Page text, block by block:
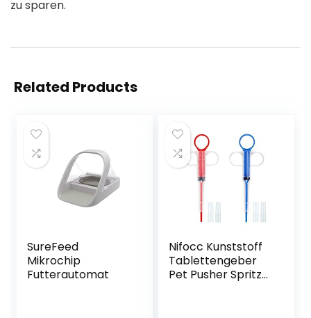
zu sparen.
Related Products
SureFeed
Mikrochip
Futterautomat
Nifocc Kunststoff
Tablettengeber
Pet Pusher Spritze